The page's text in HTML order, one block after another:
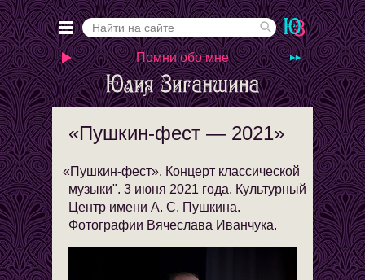
Помни обо мне
«Пушкин-фест — 2021»
«Пушкин-фест». Концерт классической
музыки". 3 июня 2021 года, Культурный
Центр имени А. С. Пушкина.
Фотографии Вячеслава Иванчука.